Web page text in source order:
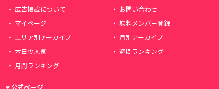
広告掲載について
お問い合わせ
マイページ
無料メンバー登録
エリア別アーカイブ
月別アーカイブ
本日の人気
週間ランキング
月間ランキング
公式ページ